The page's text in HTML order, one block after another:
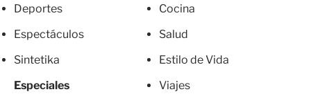
Deportes
Espectáculos
Sintetika
Especiales
Cocina
Salud
Estilo de Vida
Viajes